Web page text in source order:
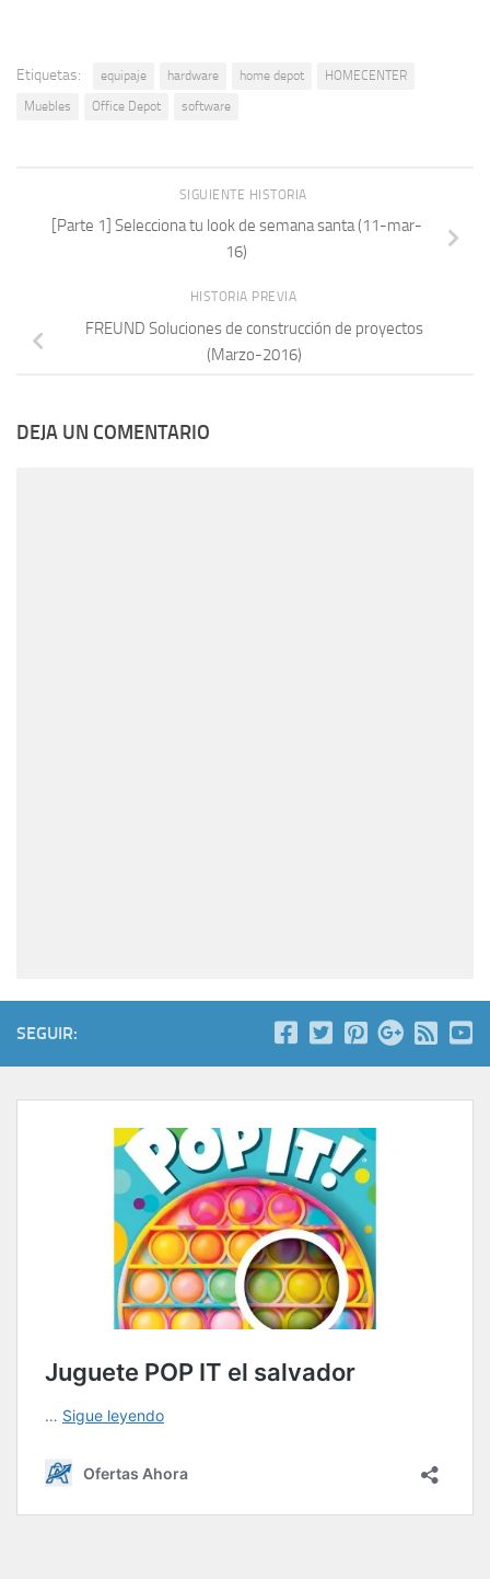
Etiquetas: equipaje hardware home depot
HOMECENTER
Muebles
Office Depot software
SIGUIENTE HISTORIA
[Parte 1] Selecciona tu look de semana santa (11-mar-
16)
HISTORIA PREVIA
FREUND Soluciones de construcción de proyectos
(Marzo-2016)
DEJA UN COMENTARIO
SEGUIR: